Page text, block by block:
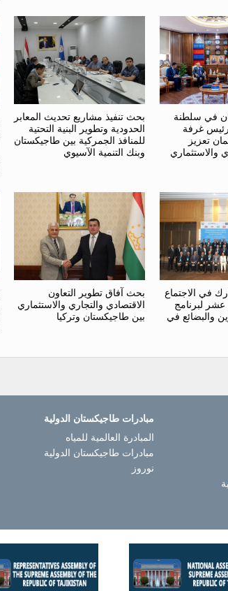
في سلطنة
غرفة
تعزيز
والاستثماري
بحث تنفيذ مشاريع تحديث المعابر
الحدودية وتطوير البنية التحتية
للمنافذ الجمركية بين طاجيكستان
وبنك التنمية الآسيوي
في الاجتماع
عشر لبرنامج
والبضائع في
بحث آفاق تطوير التعاون
الاقتصادي والتجاري والاستثماري
بين طاجيكستان وتركيا
مبادرات طاجيكستان الدولية
المبادرة العالمية للمياه
مبادرات طاجيكستان الدولية
نوروز